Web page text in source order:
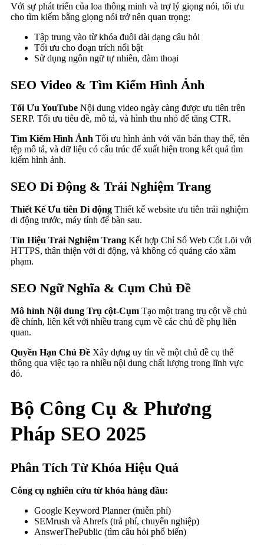
Với sự phát triển của loa thông minh và trợ lý giọng nói, tối ưu
cho tìm kiếm bằng giọng nói trở nên quan trọng:
Tập trung vào từ khóa đuôi dài dạng câu hỏi
Tối ưu cho đoạn trích nổi bật
Sử dụng ngôn ngữ tự nhiên, đàm thoại
SEO Video & Tìm Kiếm Hình Ảnh
Tối Ưu YouTube Nội dung video ngày càng được ưu tiên trên
SERP. Tối ưu tiêu đề, mô tả, và hình thu nhỏ để tăng CTR.
Tìm Kiếm Hình Ảnh Tối ưu hình ảnh với văn bản thay thế, tên
tệp mô tả, và dữ liệu có cấu trúc để xuất hiện trong kết quả tìm
kiếm hình ảnh.
SEO Di Động & Trải Nghiệm Trang
Thiết Kế Ưu tiên Di động Thiết kế website ưu tiên trải nghiệm
di động trước, máy tính để bàn sau.
Tín Hiệu Trải Nghiệm Trang Kết hợp Chỉ Số Web Cốt Lõi với
HTTPS, thân thiện với di động, và không có quảng cáo xâm
phạm.
SEO Ngữ Nghĩa & Cụm Chủ Đề
Mô hình Nội dung Trụ cột-Cụm Tạo một trang trụ cột về chủ
đề chính, liên kết với nhiều trang cụm về các chủ đề phụ liên
quan.
Quyền Hạn Chủ Đề Xây dựng uy tín về một chủ đề cụ thể
thông qua việc tạo ra nhiều nội dung chất lượng trong lĩnh vực
đó.
Bộ Công Cụ & Phương
Pháp SEO 2025
Phân Tích Từ Khóa Hiệu Quả
Công cụ nghiên cứu từ khóa hàng đầu:
Google Keyword Planner (miễn phí)
SEMrush và Ahrefs (trả phí, chuyên nghiệp)
AnswerThePublic (tìm câu hỏi phổ biến)